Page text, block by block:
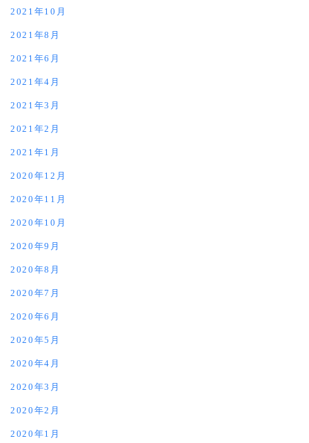
2021年10月
2021年8月
2021年6月
2021年4月
2021年3月
2021年2月
2021年1月
2020年12月
2020年11月
2020年10月
2020年9月
2020年8月
2020年7月
2020年6月
2020年5月
2020年4月
2020年3月
2020年2月
2020年1月